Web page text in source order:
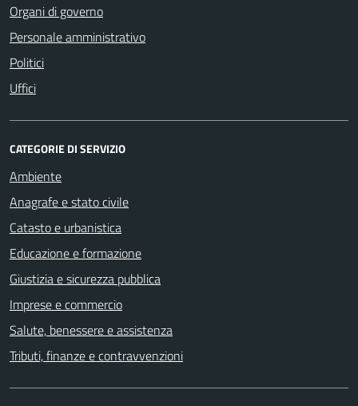
Organi di governo
Personale amministrativo
Politici
Uffici
CATEGORIE DI SERVIZIO
Ambiente
Anagrafe e stato civile
Catasto e urbanistica
Educazione e formazione
Giustizia e sicurezza pubblica
Imprese e commercio
Salute, benessere e assistenza
Tributi, finanze e contravvenzioni